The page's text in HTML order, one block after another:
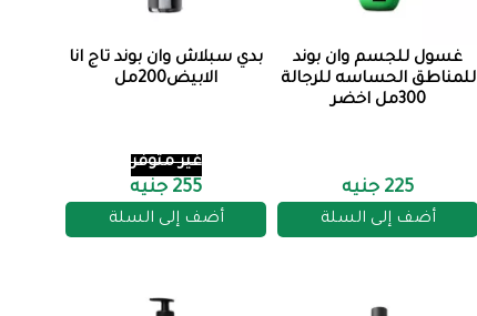
غسول للجسم وان بوند
للمناطق الحساسه للرجالة
300مل اخضر
225 جنيه
أضف إلى السلة
بدي سبلاش وان بوند تاج انا
الابيض200مل
غير متوفر
255 جنيه
أضف إلى السلة